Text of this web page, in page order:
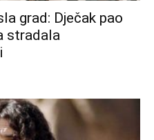
grad: Dječak pao
stradala